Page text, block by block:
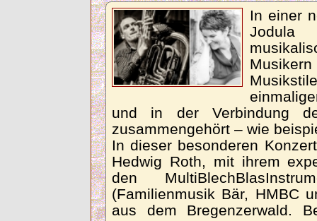
In einer
und in der Verbindung
zusammengehört – wie
In dieser besonderen
Hedwig Roth, mit ihrem
den
(Familienmusik Bär, HMBC
aus dem Bregenzerwald.